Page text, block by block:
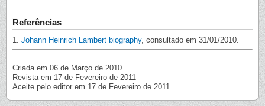
Referências
1. Johann Heinrich Lambert biography, consultado em 31/01/2010.
Criada em 06 de Março de 2010
Revista em 17 de Fevereiro de 2011
Aceite pelo editor em 17 de Fevereiro de 2011